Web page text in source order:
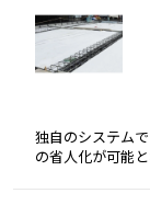
独自のシステム
の省人化が可能と